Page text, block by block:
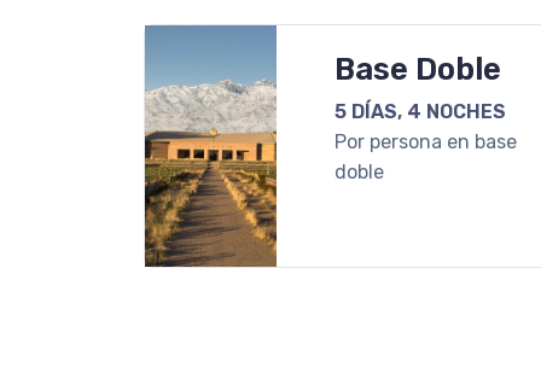
Base Doble
5 DÍAS, 4 NOCHES
Por persona en base
doble